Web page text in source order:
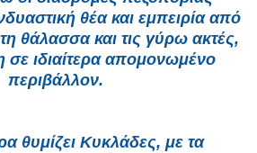
θέα και εμπειρία από
θάλασσα και τις γύρω ακτές,
σε ιδιαίτερα απομονωμένο
περιβάλλον.
θυμίζει Κυκλάδες, με τα